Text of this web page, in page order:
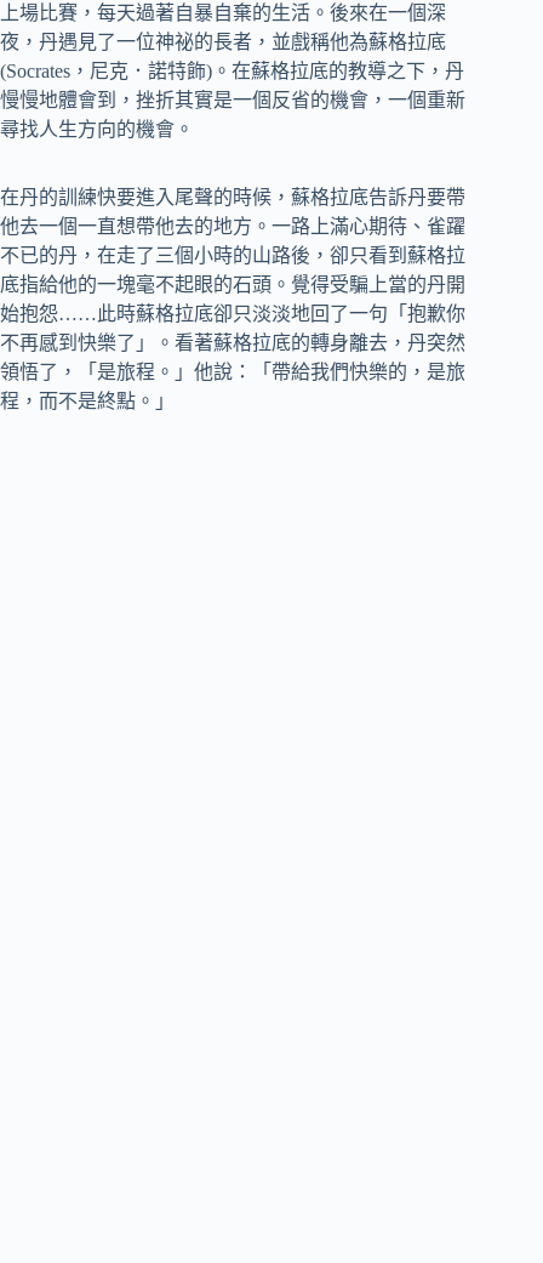
上場比賽，每天過著自暴自棄的生活。後來在一個深
夜，丹遇見了一位神祕的長者，並戲稱他為蘇格拉底
(Socrates，尼克．諾特飾)。在蘇格拉底的教導之下，丹
慢慢地體會到，挫折其實是一個反省的機會，一個重新
尋找人生方向的機會。
在丹的訓練快要進入尾聲的時候，蘇格拉底告訴丹要帶
他去一個一直想帶他去的地方。一路上滿心期待、雀躍
不已的丹，在走了三個小時的山路後，卻只看到蘇格拉
底指給他的一塊毫不起眼的石頭。覺得受騙上當的丹開
始抱怨……此時蘇格拉底卻只淡淡地回了一句「抱歉你
不再感到快樂了」。看著蘇格拉底的轉身離去，丹突然
領悟了，「是旅程。」他說：「帶給我們快樂的，是旅
程，而不是終點。」